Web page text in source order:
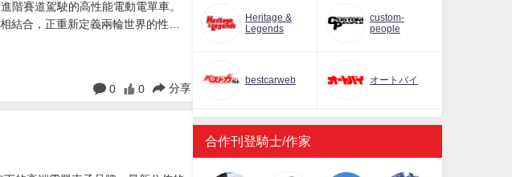
階賽道駕駛的高性能電動電單車。
結合，正重新定義兩輪世界的性能
0 0 分享
Heritage &
Legends
custom-
people
bestcarweb オートバイ
合作刊登騎士/作家